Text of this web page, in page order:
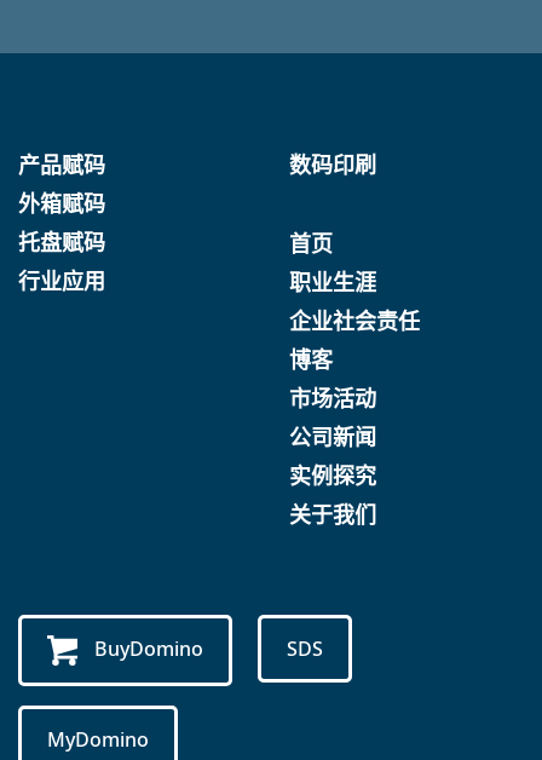
产品赋码
外箱赋码
托盘赋码
行业应用
数码印刷
首页
职业生涯
企业社会责任
博客
市场活动
公司新闻
实例探究
关于我们
BuyDomino SDS
MyDomino